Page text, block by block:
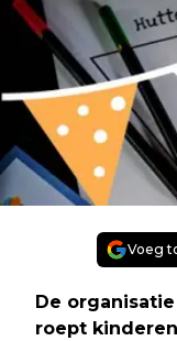
Voeg
De
roept